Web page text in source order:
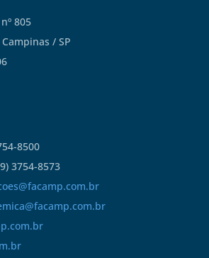
805
/ SP
8500
3754-8573